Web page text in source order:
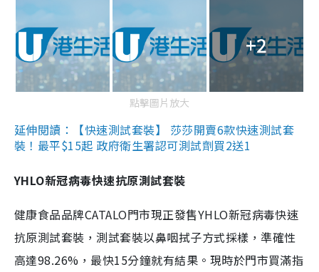
+2
點擊圖片放大
延伸閱讀：【快速測試套裝】 莎莎開賣6款快速測試套
裝！最平$15起 政府衛生署認可測試劑買2送1
YHLO新冠病毒快速抗原測試套裝
健康食品品牌CATALO門市現正發售YHLO新冠病毒快速
抗原測試套裝，測試套裝以鼻咽拭子方式採樣，準確性
高達98.26%，最快15分鐘就有結果。現時於門市買滿指